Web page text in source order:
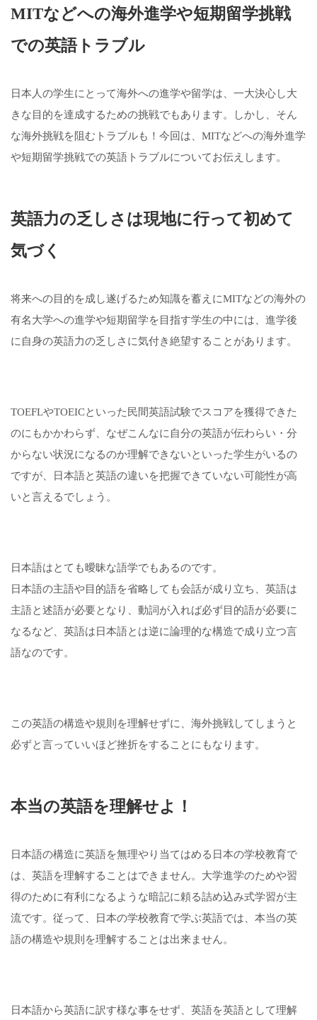
MITなどへの海外進学や短期留学挑戦
での英語トラブル
日本人の学生にとって海外への進学や留学は、一大決心し大
きな目的を達成するための挑戦でもあります。しかし、そん
な海外挑戦を阻むトラブルも！今回は、MITなどへの海外進学
や短期留学挑戦での英語トラブルについてお伝えします。
英語力の乏しさは現地に行って初めて
気づく
将来への目的を成し遂げるため知識を蓄えにMITなどの海外の
有名大学への進学や短期留学を目指す学生の中には、進学後
に自身の英語力の乏しさに気付き絶望することがあります。
TOEFLやTOEICといった民間英語試験でスコアを獲得できた
のにもかかわらず、なぜこんなに自分の英語が伝わらい・分
からない状況になるのか理解できないといった学生がいるの
ですが、日本語と英語の違いを把握できていない可能性が高
いと言えるでしょう。
日本語はとても曖昧な語学でもあるのです。
日本語の主語や目的語を省略しても会話が成り立ち、英語は
主語と述語が必要となり、動詞が入れば必ず目的語が必要に
なるなど、英語は日本語とは逆に論理的な構造で成り立つ言
語なのです。
この英語の構造や規則を理解せずに、海外挑戦してしまうと
必ずと言っていいほど挫折をすることにもなります。
本当の英語を理解せよ！
日本語の構造に英語を無理やり当てはめる日本の学校教育で
は、英語を理解することはできません。大学進学のためや習
得のために有利になるような暗記に頼る詰め込み式学習が主
流です。従って、日本の学校教育で学ぶ英語では、本当の英
語の構造や規則を理解することは出来ません。
日本語から英語に訳す様な事をせず、英語を英語として理解